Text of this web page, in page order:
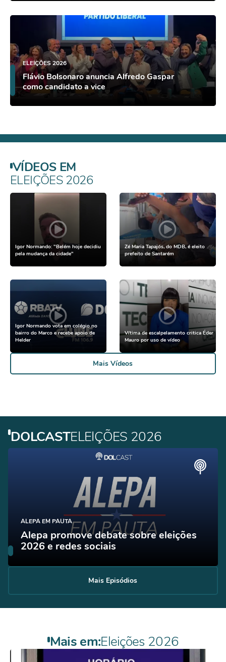
ELEIÇÕES 2026
Flávio Bolsonaro anuncia Alfredo Gaspar
como candidato a vice
VÍDEOS EM
ELEIÇÕES 2026
Igor Normando: "Belém hoje decidiu
pela mudança da cidade"
Zé Maria Tapajós, do MDB, é eleito
prefeito de Santarém
Igor Normando vota em colégio no
bairro do Marco e recebe apoio de
Helder
Vítima de escalpelamento critica Éder
Mauro por uso de vídeo
Mais Vídeos
DOLCASTELEIÇÕES 2026
ALEPA EM PAUTA
Alepa promove debate sobre eleições
2026 e redes sociais
Mais Episódios
Mais em:Eleições 2026